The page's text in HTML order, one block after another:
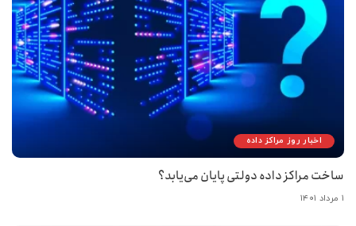
اخبار روز مراکز داده
ساخت مراکز داده دولتی پایان می‌یابد؟
۱ مرداد ۱۴۰۱